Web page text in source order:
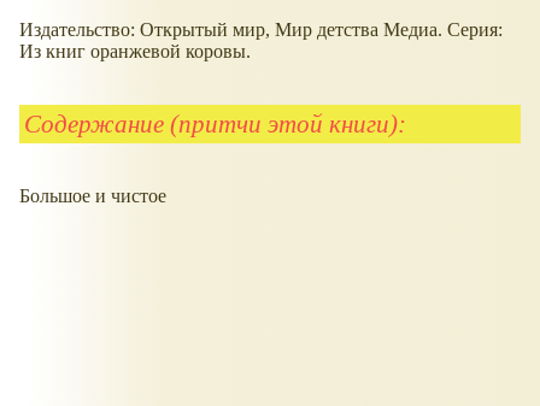
Издательство: Открытый мир, Мир детства Медиа. Серия:
Из книг оранжевой коровы.
Содержание (притчи этой книги):
Большое и чистое